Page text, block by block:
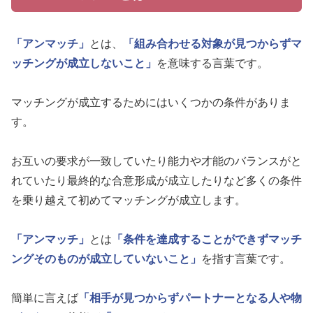
「アンマッチ」 とは、
「組み合わせる対象が見つからずマ
ッチングが成立しないこと」
を意味する言葉です。
マッチングが成立するためにはいくつかの条件がありま
す。
お互いの要求が一致していたり能力や才能のバランスがと
れていたり最終的な合意形成が成立したりなど多くの条件
を乗り越えて初めてマッチングが成立します。
「アンマッチ」 とは 「条件を達成することができずマッチ
ングそのものが成立していないこと」
を指す言葉です。
簡単に言えば 「相手が見つからずパートナーとなる人や物